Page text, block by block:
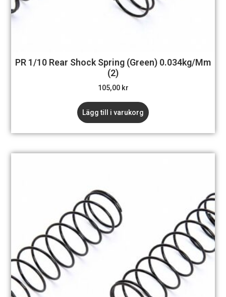
PR 1/10 Rear Shock Spring (Green) 0.034kg/mm
(2)
105,00 kr
Lägg till i varukorg